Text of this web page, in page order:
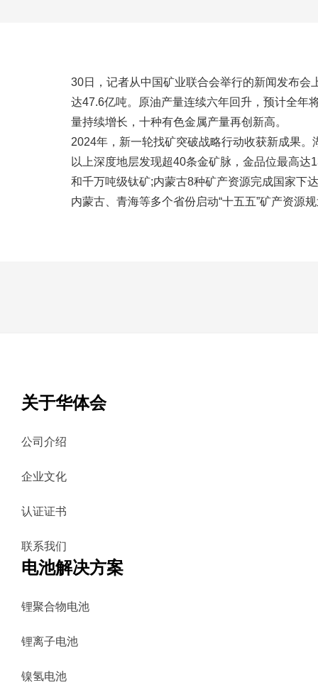
30日，记者从中国矿业联合会举行的新闻发布
达47.6亿吨。原油产量连续六年回升，预计全年
量持续增长，十种有色金属产量再创新高。
2024年，新一轮找矿突破战略行动收获新成果
以上深度地层发现超40条金矿脉，金品位最高
和千万吨级钛矿;内蒙古8种矿产资源完成国家下
内蒙古、青海等多个省份启动“十五五”矿产资源
关于华体会
公司介绍
企业文化
认证证书
联系我们
电池解决方案
锂聚合物电池
锂离子电池
镍氢电池